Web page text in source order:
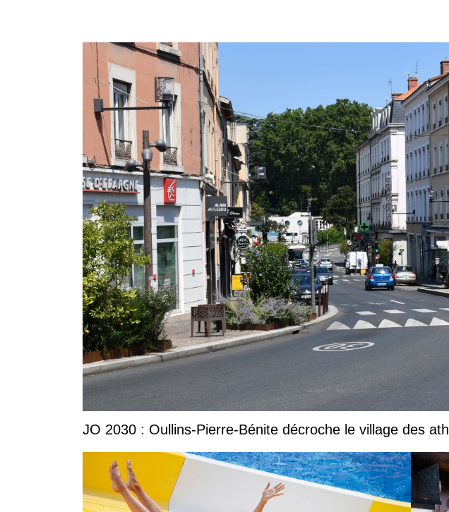
JO 2030 : Oullins-Pierre-Bénite décroche le village des